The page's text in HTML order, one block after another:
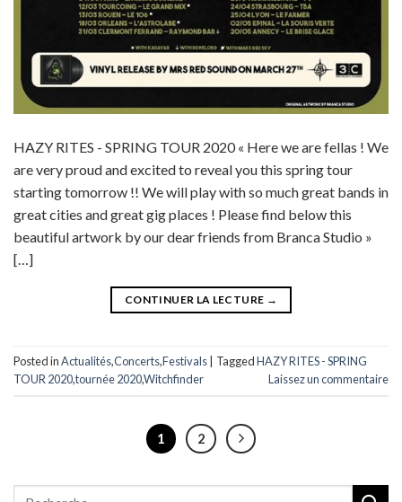
HAZY RITES - SPRING TOUR 2020 « Here we are fellas ! We
are very proud and excited to reveal you this spring tour
starting tomorrow !! We will play with so much great bands in
great cities and great gig places ! Please find below this
beautiful artwork by our dear friends from Branca Studio »
[…]
CONTINUER LA LECTURE →
Posted inActualités,Concerts,Festivals TaggedHAZY RITES - SPRING
TOUR 2020,tournée 2020,Witchfinder Laissez un commentaire
1 2